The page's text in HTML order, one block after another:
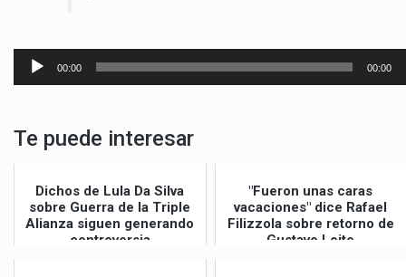
Reproductor
00:00 00:00
Te puede interesar
Dichos de Lula Da Silva
sobre Guerra de la Triple
Alianza siguen generando
controversia
"Fueron unas caras
vacaciones" dice Rafael
Filizzola sobre retorno de
Gustavo Leite